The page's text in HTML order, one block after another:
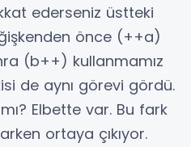
ederseniz üstteki
önce (++a)
(b++) kullanmamız
de aynı görevi gördü.
Elbette var. Bu fark
ortaya çıkıyor.